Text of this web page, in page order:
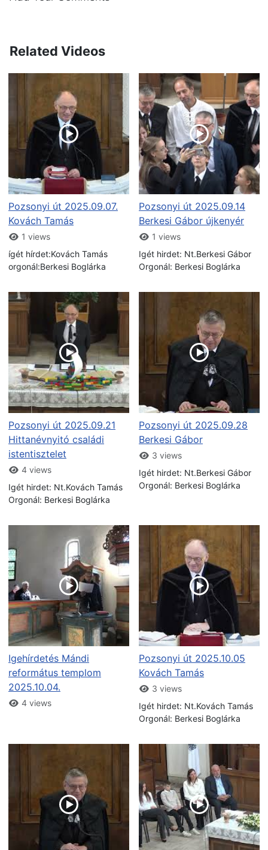
Related Videos
Pozsonyi út 2025.09.07.
Kovách Tamás
1 views
ígét hírdet:Kovách Tamás
orgonál:Berkesi Boglárka
Pozsonyi út 2025.09.14
Berkesi Gábor újkenyér
1 views
Igét hirdet: Nt.Berkesi Gábor
Orgonál: Berkesi Boglárka
Pozsonyi út 2025.09.21
Hittanévnyitó családi
istentisztelet
4 views
Igét hirdet: Nt.Kovách Tamás
Orgonál: Berkesi Boglárka
Pozsonyi út 2025.09.28
Berkesi Gábor
3 views
Igét hirdet: Nt.Berkesi Gábor
Orgonál: Berkesi Boglárka
Igehírdetés Mándi
református templom
2025.10.04.
4 views
Pozsonyi út 2025.10.05
Kovách Tamás
3 views
Igét hirdet: Nt.Kovách Tamás
Orgonál: Berkesi Boglárka